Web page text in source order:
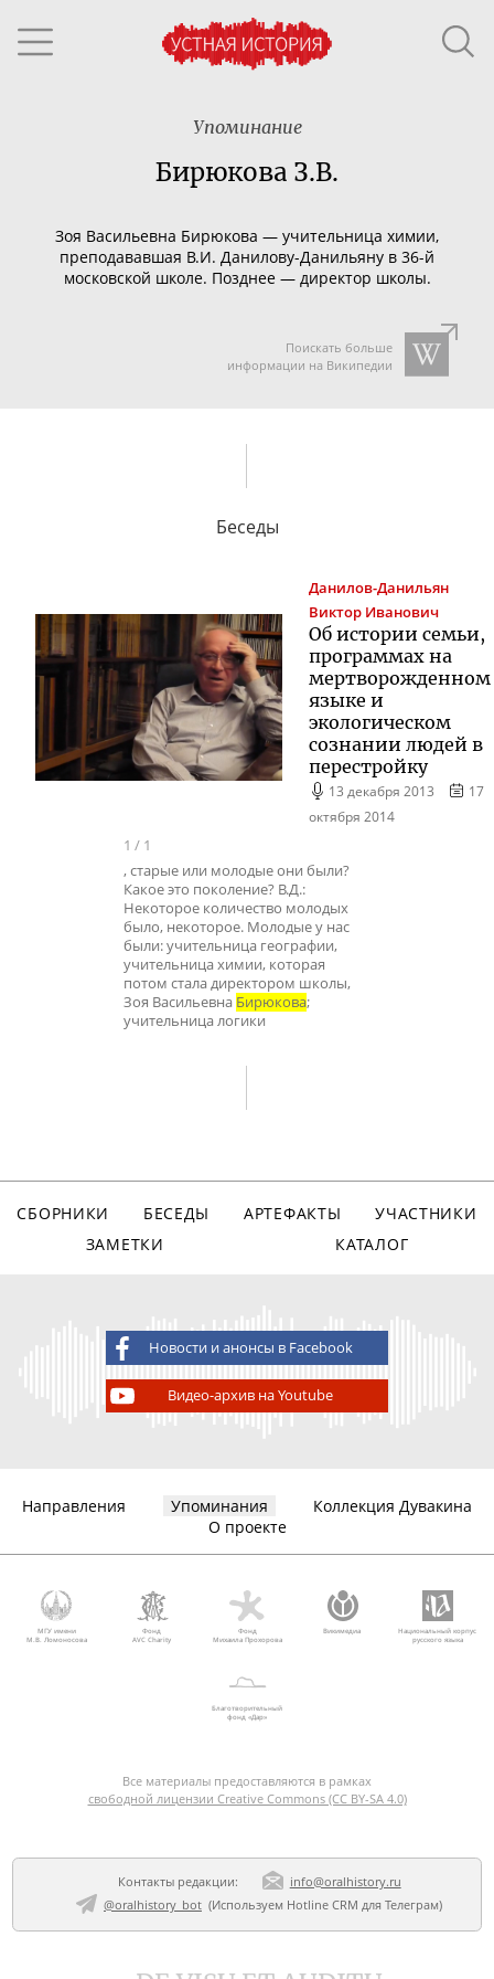
Упоминание
Бирюкова З.В.
Зоя Васильевна Бирюкова — учительница химии,
преподававшая В.И. Данилову-Данильяну в 36-й
московской школе. Позднее — директор школы.
Поискать больше
информации на Википедии
Беседы
Данилов-Данильян
Виктор Иванович
Об истории семьи,
программах на
мертворожденном
языке и
экологическом
сознании людей в
перестройку
13 декабря 2013
17
октября 2014
1 / 1
, старые или молодые они были?
Какое это поколение? В.Д.:
Некоторое количество молодых
было, некоторое. Молодые у нас
были: учительница географии,
учительница химии, которая
потом стала директором школы,
Зоя Васильевна Бирюкова;
учительница логики
СБОРНИКИ БЕСЕДЫ АРТЕФАКТЫ
УЧАСТНИКИ
ЗАМЕТКИ
КАТАЛОГ
Новости и анонсы в Facebook
Видео-архив на Youtube
Направления Упоминания
Коллекция Дувакина
О проекте
МГУ имени
М.В. Ломоносова
Фонд
AVC Charity
Фонд
Михаила Прохорова
Викимедиа
Национальный корпус
русского языка
Благотворительный
фонд «Дар»
Все материалы предоставляются в рамках
свободной лицензии Creative Commons (CC BY-SA 4.0)
Контакты редакции:
info@oralhistory.ru
@oralhistory_bot(Используем Hotline CRM для Телеграм)